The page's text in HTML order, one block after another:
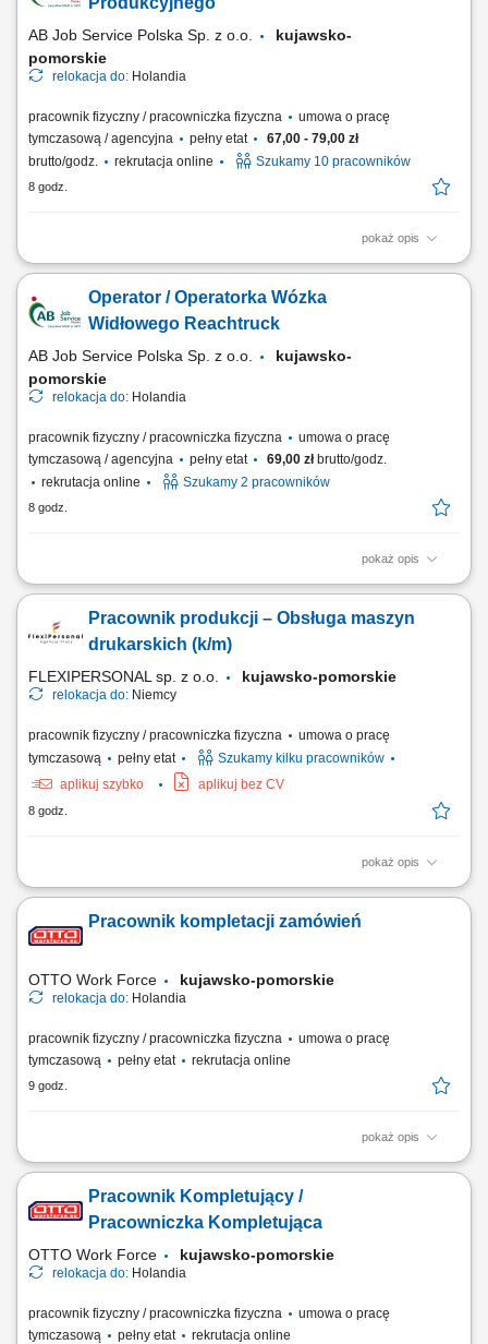
AB Job Service Polska Sp. z o.o.
kujawsko-
pomorskie
relokacja do: Holandia
pracownik fizyczny / pracowniczka fizyczna
umowa o pracę
tymczasową / agencyjna
pełny etat
67,00 - 79,00 zł
brutto/godz.
rekrutacja online Szukamy 10 pracowników
8 godz.
pokaż opis
Opis stanowiska wykonywanie prac produkcyjnych w zakładzie
obowiązującymi procedurami, dbanie o porządek i czystość stanowiska
pracy, przestrzeganie zasad bezpieczeństwa oraz standardów jakości,
Operator / Operatorka Wózka
Widłowego Reachtruck
AB Job Service Polska Sp. z o.o.
kujawsko-
pomorskie
relokacja do: Holandia
pracownik fizyczny / pracowniczka fizyczna
umowa o pracę
tymczasową / agencyjna
pełny etat 69,00 złbrutto/godz.
rekrutacja online
Szukamy 2 pracowników
8 godz.
pokaż opis
Opis stanowiska obsługa wózków widłowych typu reachtruck oraz
magazynu i chłodni, rozmieszczanie towarów na regałach wysokiego
składowania, załadunek i rozładunek pojazdów dostawczych,
Pracownik produkcji – Obsługa maszyn
drukarskich (k/m)
FLEXIPERSONAL sp. z o.o. kujawsko-pomorskie
relokacja do: Niemcy
pracownik fizyczny / pracowniczka fizyczna
umowa o pracę
tymczasową
pełny etat
Szukamy kilku pracowników
aplikuj szybko
aplikuj bez CV
8 godz.
pokaż opis
Zakres obowiązków Obsługa i ustawianie maszyn drukarskich;
jakości wykonywanych wydruków oraz bieżące usuwanie niezgodności
jakościowych; Nadzór nad prawidłowym przebiegiem procesu
Pracownik kompletacji zamówień
OTTO Work Force kujawsko-pomorskie
relokacja do: Holandia
pracownik fizyczny / pracowniczka fizyczna
umowa o pracę
tymczasową
pełny etat rekrutacja online
9 godz.
pokaż opis
Twoje codzienne zadania Przygotowujesz zamówienia hurtowe dla
skanera ręcznego lub systemu voice pickingu; Podnosić i przenosić
paczki o różnej wadze; Zabezpieczać palety i przygotowywać je do
Pracownik Kompletujący /
Pracowniczka Kompletująca
OTTO Work Force kujawsko-pomorskie
relokacja do: Holandia
pracownik fizyczny / pracowniczka fizyczna
umowa o pracę
tymczasową
pełny etat rekrutacja online